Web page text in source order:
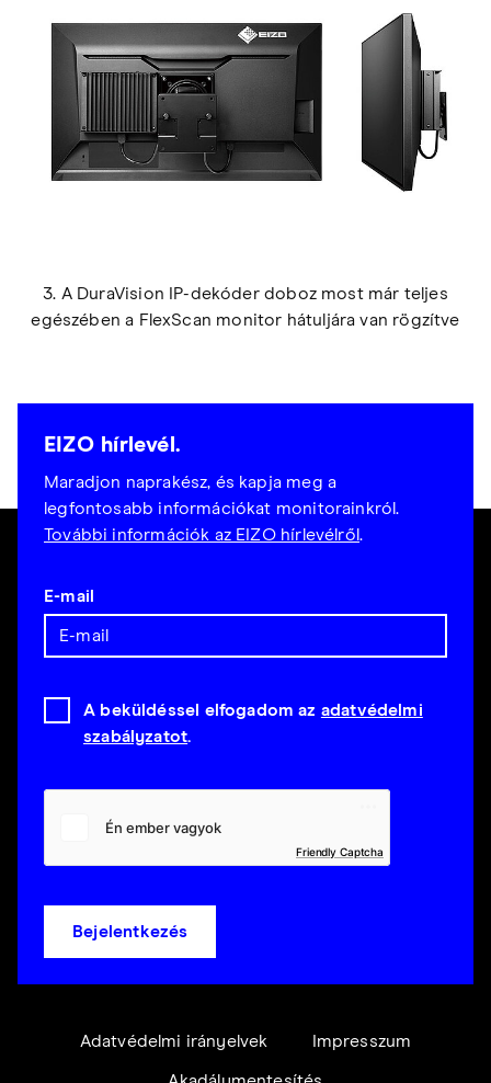
3. A DuraVision IP-dekóder doboz most már teljes
egészében a FlexScan monitor hátuljára van rögzítve
EIZO hírlevél.
Maradjon naprakész, és kapja meg a
legfontosabb információkat monitorainkról.
További információk az EIZO hírlevélről.
E-mail
A beküldéssel elfogadom az adatvédelmi
szabályzatot.
Friendly Captcha
Bejelentkezés
Adatvédelmi irányelvek Impresszum